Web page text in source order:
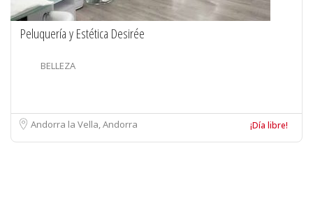
Peluquería y Estética Desirée
BELLEZA
Andorra la Vella, Andorra ¡Día libre!